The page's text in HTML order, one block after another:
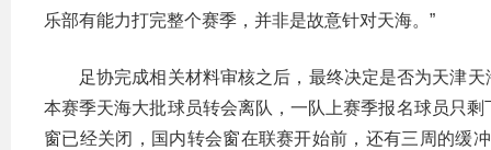
乐部有能力打完整个赛季，并非是故意针对天海。”
足协完成相关材料审核之后，最终决定是否为天津
本赛季天海大批球员转会离队，一队上赛季报名球员只
窗已经关闭，国内转会窗在联赛开始前，还有三周的缓